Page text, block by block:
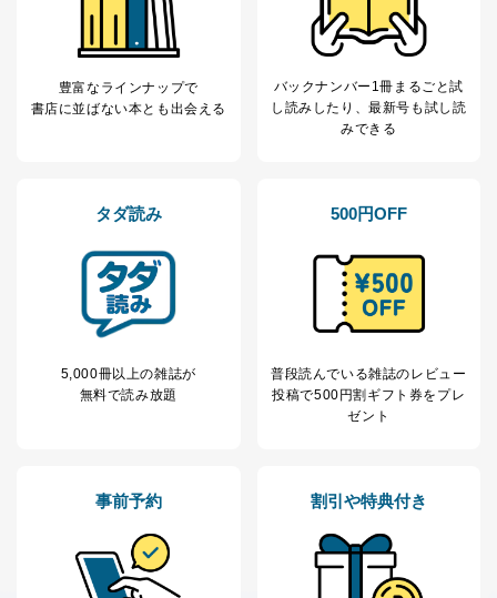
りです。
個人情報の種類 利用目的
当社の定期購読サ
の方の個人情報
ス、キャンペーン等の広告の案内
閲覧履歴や購買履歴等の情報を分
析して、趣味・嗜好に
応じた新商品・サービスに関する
2 いただいた方の個
人情報
処、オペレーター教育など応対品
質向上のため
Aサービス利用者
カスタマーQ＆Aサイトの投稿内容
ス、キャンペーン等の広告に関す
採用応募者の方の
豊富なラインナップで
書店に並ばない本とも出会える
バックナンバー1冊まるごと試
し読み したり、最新号も試し読
みできる
タダ読み
5,000冊以上の雑誌が
無料で読み放題
500円OFF
普段読んでいる雑誌のレビュー
投稿で500円割ギフト券をプレ
ゼント
事前予約 割引や特典付き